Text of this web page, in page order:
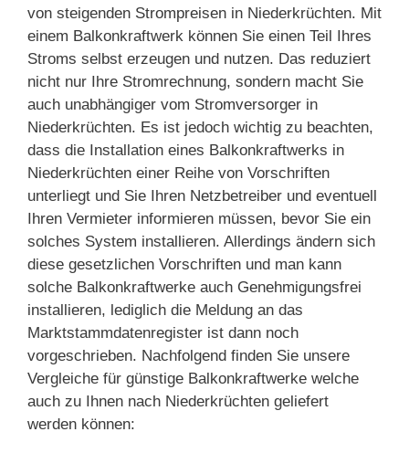
von steigenden Strompreisen in Niederkrüchten. Mit
einem Balkonkraftwerk können Sie einen Teil Ihres
Stroms selbst erzeugen und nutzen. Das reduziert
nicht nur Ihre Stromrechnung, sondern macht Sie
auch unabhängiger vom Stromversorger in
Niederkrüchten. Es ist jedoch wichtig zu beachten,
dass die Installation eines Balkonkraftwerks in
Niederkrüchten einer Reihe von Vorschriften
unterliegt und Sie Ihren Netzbetreiber und eventuell
Ihren Vermieter informieren müssen, bevor Sie ein
solches System installieren. Allerdings ändern sich
diese gesetzlichen Vorschriften und man kann
solche Balkonkraftwerke auch Genehmigungsfrei
installieren, lediglich die Meldung an das
Marktstammdatenregister ist dann noch
vorgeschrieben. Nachfolgend finden Sie unsere
Vergleiche für günstige Balkonkraftwerke welche
auch zu Ihnen nach Niederkrüchten geliefert
werden können: